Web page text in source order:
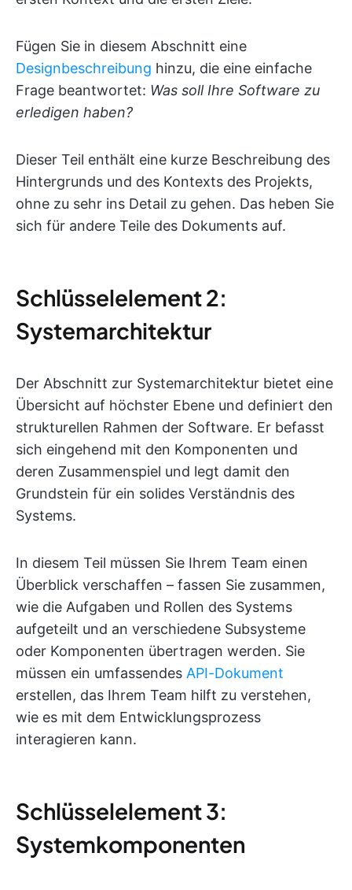
Fügen Sie in diesem Abschnitt eine
Designbeschreibung hinzu, die eine einfache
Frage beantwortet: Was soll Ihre Software zu
erledigen haben?
Dieser Teil enthält eine kurze Beschreibung des
Hintergrunds und des Kontexts des Projekts,
ohne zu sehr ins Detail zu gehen. Das heben Sie
sich für andere Teile des Dokuments auf.
Schlüsselelement 2:
Systemarchitektur
Der Abschnitt zur Systemarchitektur bietet eine
Übersicht auf höchster Ebene und definiert den
strukturellen Rahmen der Software. Er befasst
sich eingehend mit den Komponenten und
deren Zusammenspiel und legt damit den
Grundstein für ein solides Verständnis des
Systems.
In diesem Teil müssen Sie Ihrem Team einen
Überblick verschaffen – fassen Sie zusammen,
wie die Aufgaben und Rollen des Systems
aufgeteilt und an verschiedene Subsysteme
oder Komponenten übertragen werden. Sie
müssen ein umfassendes API-Dokument
erstellen, das Ihrem Team hilft zu verstehen,
wie es mit dem Entwicklungsprozess
interagieren kann.
Schlüsselelement 3:
Systemkomponenten